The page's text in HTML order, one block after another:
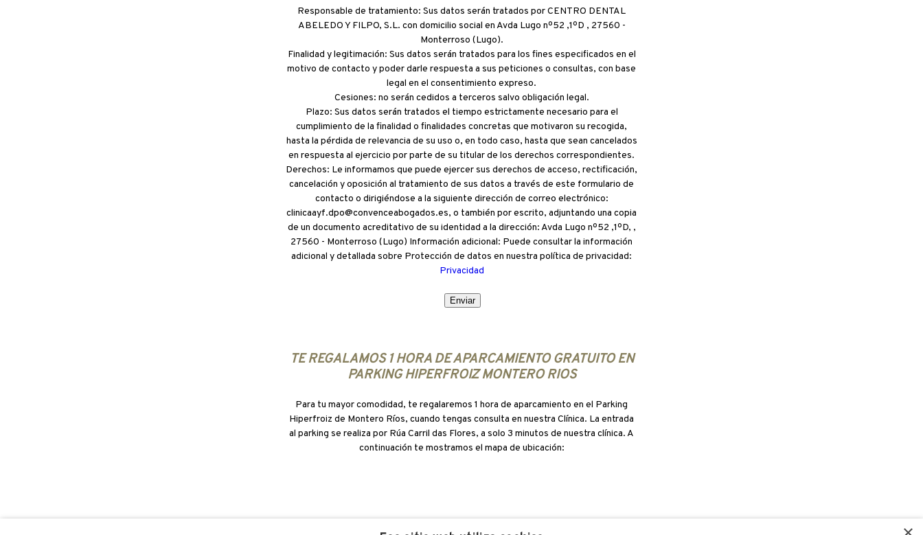
Responsable de tratamiento: Sus datos serán tratados por CENTRO DENTAL
ABELEDO Y FILPO, S.L. con domicilio social en Avda Lugo nº52 ,1ºD , 27560 -
Monterroso (Lugo).
Finalidad y legitimación: Sus datos serán tratados para los fines especificados en el
motivo de contacto y poder darle respuesta a sus peticiones o consultas, con base
legal en el consentimiento expreso.
Cesiones: no serán cedidos a terceros salvo obligación legal.
Plazo: Sus datos serán tratados el tiempo estrictamente necesario para el
cumplimiento de la finalidad o finalidades concretas que motivaron su recogida,
hasta la pérdida de relevancia de su uso o, en todo caso, hasta que sean cancelados
en respuesta al ejercicio por parte de su titular de los derechos correspondientes.
Derechos: Le informamos que puede ejercer sus derechos de acceso, rectificación,
cancelación y oposición al tratamiento de sus datos a través de este formulario de
contacto o dirigiéndose a la siguiente dirección de correo electrónico:
clinicaayf.dpo@convenceabogados.es, o también por escrito, adjuntando una copia
de un documento acreditativo de su identidad a la dirección: Avda Lugo nº52 ,1ºD, ,
27560 - Monterroso (Lugo) Información adicional: Puede consultar la información
adicional y detallada sobre Protección de datos en nuestra política de privacidad:
Privacidad
TE REGALAMOS 1 HORA DE APARCAMIENTO GRATUITO EN
PARKING HIPERFROIZ MONTERO RIOS
Para tu mayor comodidad, te regalaremos 1 hora de aparcamiento en el Parking
Hiperfroiz de Montero Ríos, cuando tengas consulta en nuestra Clínica. La entrada
al parking se realiza por Rúa Carril das Flores, a solo 3 minutos de nuestra clínica. A
continuación te mostramos el mapa de ubicación: